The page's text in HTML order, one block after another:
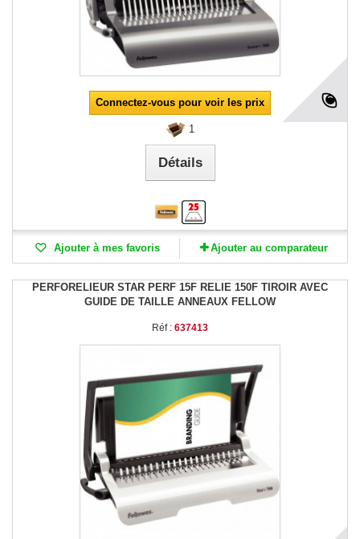
Connectez-vous pour voir les prix
1
Détails
Ajouter à mes favoris Ajouter au comparateur
PERFORELIEUR STAR PERF 15F RELIE 150F TIROIR AVEC
GUIDE DE TAILLE ANNEAUX FELLOW
Réf : 637413